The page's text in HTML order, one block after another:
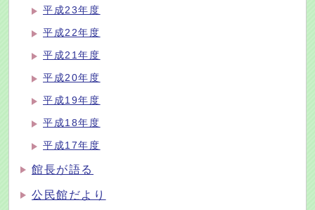
平成23年度
平成22年度
平成21年度
平成20年度
平成19年度
平成18年度
平成17年度
館長が語る
公民館だより